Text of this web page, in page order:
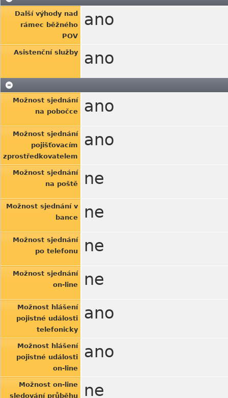
Další výhody nad
rámec běžného
POV
ano
Asistenční služby ano
Možnost sjednání
na pobočce
ano
Možnost sjednání
pojišťovacím
zprostředkovatelem
ano
Možnost sjednání
na poště
ne
Možnost sjednání v
bance
ne
Možnost sjednání
po telefonu
ne
Možnost sjednání
on-line
ne
Možnost hlášení
pojistné události
telefonicky
ano
Možnost hlášení
pojistné události
on-line
ano
Možnost on-line
sledování průběhu
ne